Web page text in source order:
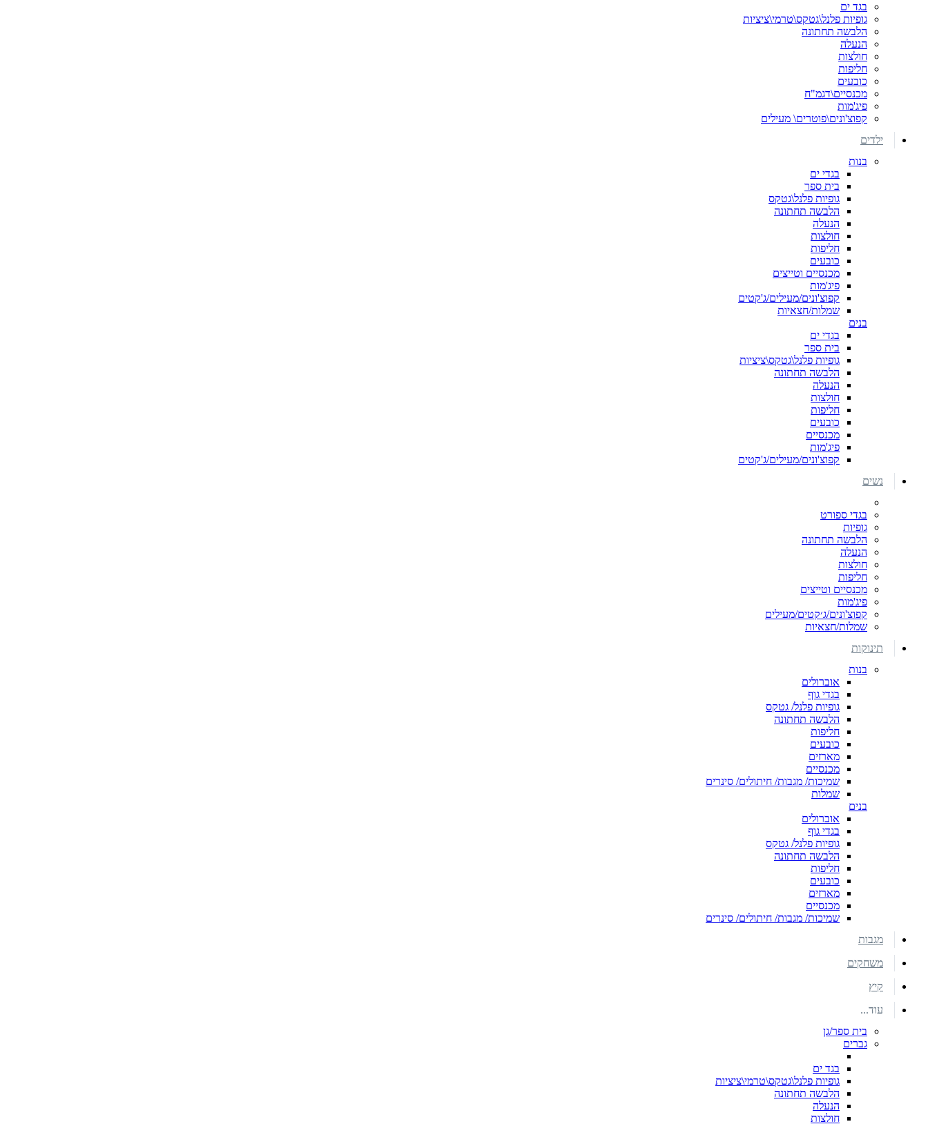
בגד ים
גופיות פלנל\גטקס\טרמי\ציציות
הלבשה תחתונה
הנעלה
חולצות
חליפות
כובעים
מכנסיים\דגמ"ח
פיג'מות
קפוצ'ונים\פוטרים\ מעילים
ילדים
בנות
בגדי ים
בית ספר
גופיות פלנל\גטקס
הלבשה תחתונה
הנעלה
חולצות
חליפות
כובעים
מכנסיים וטייצים
פיג'מות
קפוצ'ונים/מעילים/ג'קטים
שמלות/חצאיות
בנים
בגדי ים
בית ספר
גופיות פלנל\גטקס\ציציות
הלבשה תחתונה
הנעלה
חולצות
חליפות
כובעים
מכנסיים
פיג'מות
קפוצ'ונים/מעילים/ג'קטים
נשים
בגדי ספורט
גופיות
הלבשה תחתונה
הנעלה
חולצות
חליפות
מכנסיים וטייצים
פיג'מות
קפוצ'ונים/ג׳קטים/מעילים
שמלות/חצאיות
תינוקות
בנות
אוברולים
בגדי גוף
גופיות פלנל/ גטקס
הלבשה תחתונה
חליפות
כובעים
מארזים
מכנסיים
שמיכות/ מגבות/ חיתולים/ סינרים
שמלות
בנים
אוברולים
בגדי גוף
גופיות פלנל/ גטקס
הלבשה תחתונה
חליפות
כובעים
מארזים
מכנסיים
שמיכות/ מגבות/ חיתולים/ סינרים
מגבות
משחקים
קיץ
עוד...
בית ספר/גן
גברים
בגד ים
גופיות פלנל\גטקס\טרמי\ציציות
הלבשה תחתונה
הנעלה
חולצות